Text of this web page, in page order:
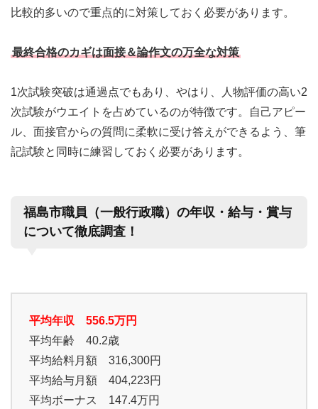
比較的多いので重点的に対策しておく必要があります。
最終合格のカギは面接＆論作文の万全な対策
1次試験突破は通過点でもあり、やはり、人物評価の高い2
次試験がウエイトを占めているのが特徴です。自己アピー
ル、面接官からの質問に柔軟に受け答えができるよう、筆
記試験と同時に練習しておく必要があります。
福島市職員（一般行政職）の年収・給与・賞与
について徹底調査！
平均年収 556.5万円
平均年齢 40.2歳
平均給料月額 316,300円
平均給与月額 404,223円
平均ボーナス 147.4万円